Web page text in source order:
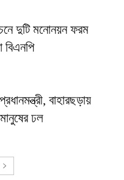
দুটি মনোনয়ন ফরম
বাহারছড়ায়
ঢল